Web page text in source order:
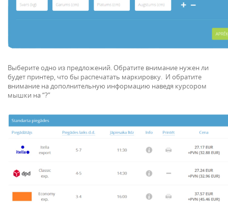
Выберите одно из предложений. Обратите внимание нужен ли
будет принтер, что бы распечатать маркировку. И обратите
внимание на дополнительную информацию наведя курсором
мышки на “?”